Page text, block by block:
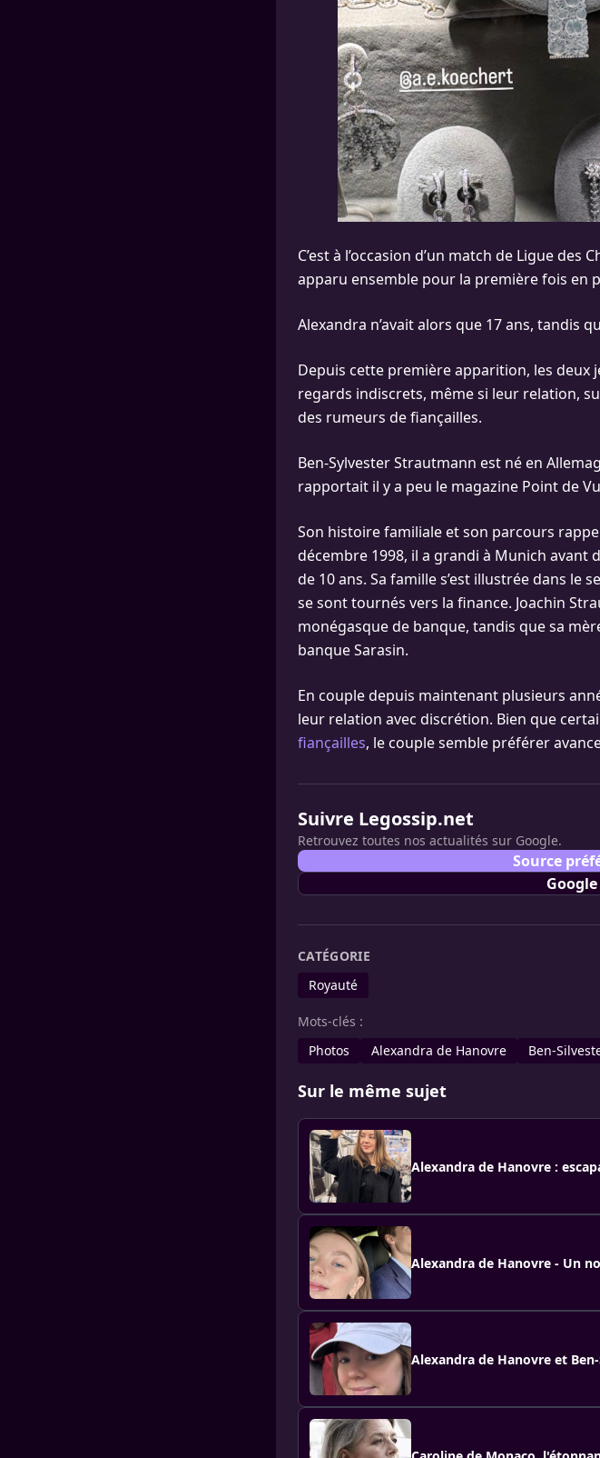
C’est à l’occasion d’un match de Ligue
apparu ensemble pour la première fois en
Alexandra n’avait alors que 17 ans, tandis
Depuis cette première apparition, les
regards indiscrets, même si leur relation,
des rumeurs de fiançailles.
Ben-Sylvester Strautmann est né en
rapportait il y a peu le magazine Point de
Son histoire familiale et son parcours
décembre 1998, il a grandi à Munich avant
de 10 ans. Sa famille s’est illustrée dans le
se sont tournés vers la finance. Joachin
monégasque de banque, tandis que sa
banque Sarasin.
En couple depuis maintenant plusieurs
leur relation avec discrétion. Bien que
fiançailles, le couple semble préférer
Suivre Legossip.net
Retrouvez toutes nos actualités sur Google.
Source
CATÉGORIE
Royauté
Mots-clés :
Photos
Alexandra de Hanovre Ben-
Sur le même sujet
Alexandra de Hanovre :
Alexandra de Hanovre - Un
Alexandra de Hanovre et